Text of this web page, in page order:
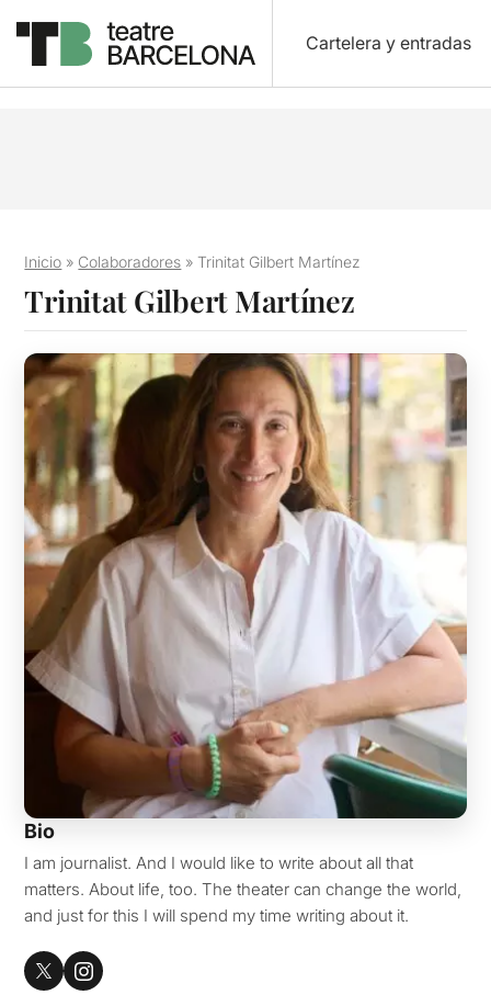
Cartelera y entradas
Inicio » Colaboradores »Trinitat Gilbert Martínez
Trinitat Gilbert Martínez
Bio
I am journalist. And I would like to write about all that
matters. About life, too. The theater can change the world,
and just for this I will spend my time writing about it.